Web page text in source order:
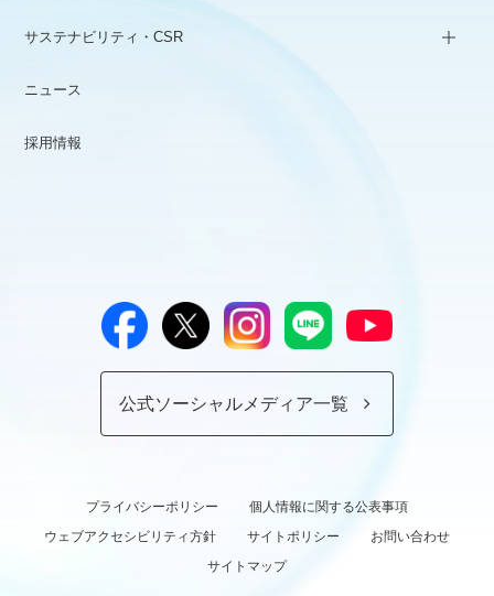
サステナビリティ・CSR
ニュース
採用情報
公式ソーシャルメディア一覧
プライバシーポリシー
個人情報に関する公表事項
ウェブアクセシビリティ方針
サイトポリシー
お問い合わせ
サイトマップ